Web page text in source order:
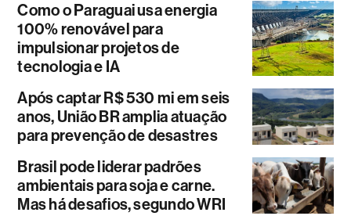
Como o Paraguai usa energia
100% renovável para
impulsionar projetos de
tecnologia e IA
Após captar R$ 530 mi em seis
anos, União BR amplia atuação
para prevenção de desastres
Brasil pode liderar padrões
ambientais para soja e carne.
Mas há desafios, segundo WRI